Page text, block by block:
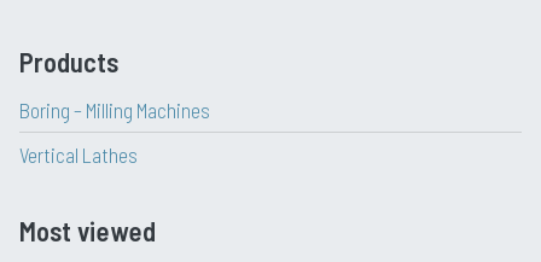
Products
Boring – Milling Machines
Vertical Lathes
Most viewed